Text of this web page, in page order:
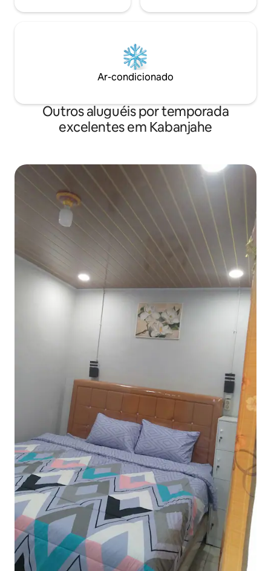
Ar-condicionado
Outros aluguéis por temporada
excelentes em Kabanjahe